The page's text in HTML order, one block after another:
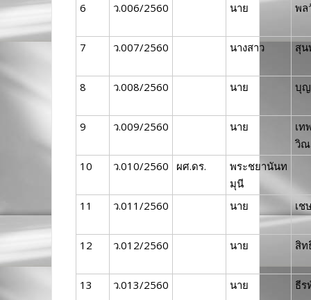
6 ว.006/2560 นาย พ
7 ว.007/2560 นางสาว สุน
8 ว.008/2560 นาย บุ
9 ว.009/2560 นาย
เท
วิณ
10
ว.010/2560 ผศ.ดร.
พระชยานันท
มุนี
11
ว.011/2560 นาย เช
12 ว.012/2560 นาย สิท
13 ว.013/2560 นาย ธีร